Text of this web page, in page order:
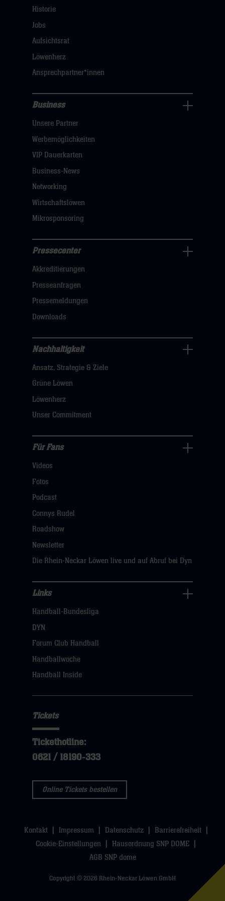
Navigation
öffnen,
dann
hier
Historie
Jobs
Aufsichtsrat
Löwenherz
Ansprechpartner*innen
Navigation
öffnen,
dann
Business
Unsere Partner
Werbemöglichkeiten
VIP Dauerkarten
Business-News
Networking
Wirtschaftslöwen
Mikrosponsoring
Navigation
öffnen,
dann
hier
Pressecenter
Akkreditierungen
Presseanfragen
Pressemeldungen
Downloads
Nachhaltigkeit
Navigation
öffnen,
dann
klicken
hier
Nachhaltigkeit
Ansatz, Strategie & Ziele
Grüne Löwen
Löwenherz
Unser Commitment
Fans
Navigation
öffnen,
hier
Für Fans
Videos
Fotos
Podcast
Connys Rudel
Roadshow
Newsletter
Die Rhein-Neckar Löwen live und auf Abruf bei Dyn
Navigation
öffnen,
dann
Links
Handball-Bundesliga
DYN
Forum Club Handball
Handballwoche
Handball Inside
Tickets
Tickethotline:
0621 / 18190-333
Online Tickets bestellen
Kontakt Impressum Datenschutz
Barrierefreiheit
Cookie-Einstellungen
Hausordnung SNP DOME
AGB SNP dome
Copyright © 2026 Rhein-Neckar Löwen GmbH